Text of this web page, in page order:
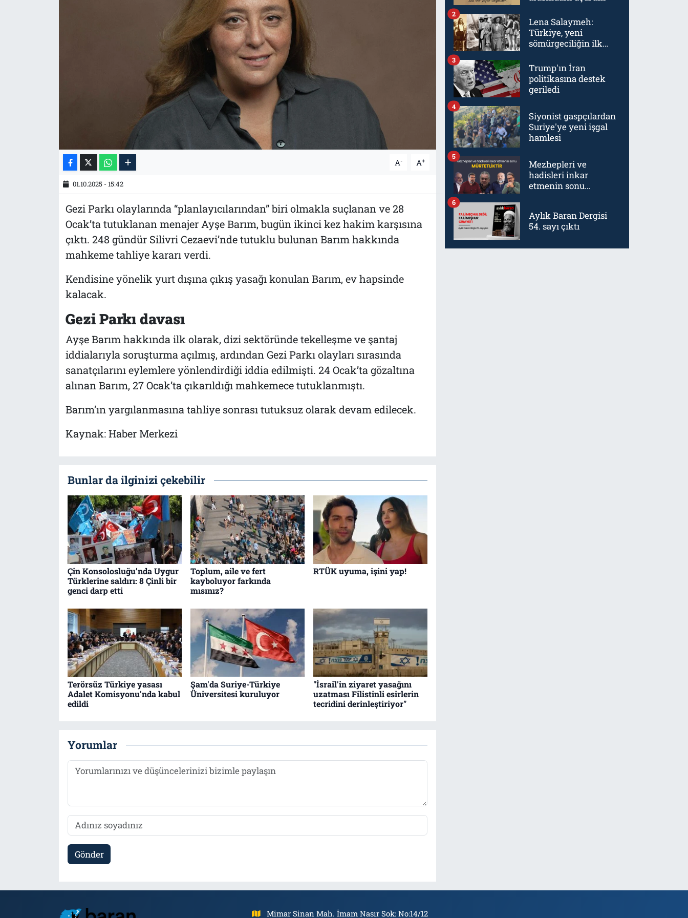
A- A+
01.10.2025 - 15:42
Gezi Parkı olaylarında “planlayıcılarından” biri olmakla suçlanan ve 28
Ocak’ta tutuklanan menajer Ayşe Barım, bugün ikinci kez hakim karşısına
çıktı. 248 gündür Silivri Cezaevi’nde tutuklu bulunan Barım hakkında
mahkeme tahliye kararı verdi.
Kendisine yönelik yurt dışına çıkış yasağı konulan Barım, ev hapsinde
kalacak.
Gezi Parkı davası
Ayşe Barım hakkında ilk olarak, dizi sektöründe tekelleşme ve şantaj
iddialarıyla soruşturma açılmış, ardından Gezi Parkı olayları sırasında
sanatçılarını eylemlere yönlendirdiği iddia edilmişti. 24 Ocak’ta gözaltına
alınan Barım, 27 Ocak’ta çıkarıldığı mahkemece tutuklanmıştı.
Barım’ın yargılanmasına tahliye sonrası tutuksuz olarak devam edilecek.
Kaynak: Haber Merkezi
Bunlar da ilginizi çekebilir
Çin Konsolosluğu’nda Uygur
Türklerine saldırı: 8 Çinli bir
genci darp etti
Toplum, aile ve fert
kayboluyor farkında
mısınız?
RTÜK uyuma, işini yap!
Terörsüz Türkiye yasası
Adalet Komisyonu'nda kabul
edildi
Şam'da Suriye-Türkiye
Üniversitesi kuruluyor
"İsrail'in ziyaret yasağını
uzatması Filistinli esirlerin
tecridini derinleştiriyor"
Yorumlar
Gönder
Lena Salaymeh:
Türkiye, yeni
sömürgeciliğin ilk
2
Trump'ın İran
politikasına destek
geriledi
3
Siyonist gaspçılardan
Suriye'ye yeni işgal
hamlesi
4
Mezhepleri ve
hadisleri inkar
etmenin sonu
5
Aylık Baran Dergisi
54. sayı çıktı
6
Mimar Sinan Mah. İmam Nasır Sok: No:14/12